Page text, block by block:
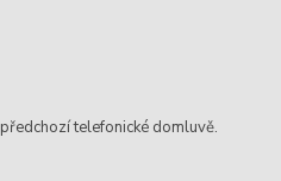
předchozí telefonické domluvě.